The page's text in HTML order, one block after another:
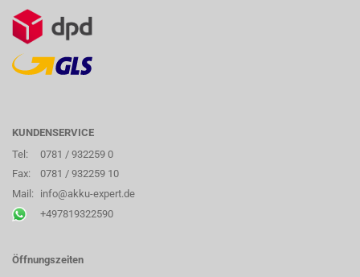
KUNDENSERVICE
Tel:
0781 / 932259 0
Fax:
0781 / 932259 10
Mail:
info@akku-expert.de
+497819322590
Öffnungszeiten